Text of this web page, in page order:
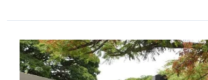
Notas
de